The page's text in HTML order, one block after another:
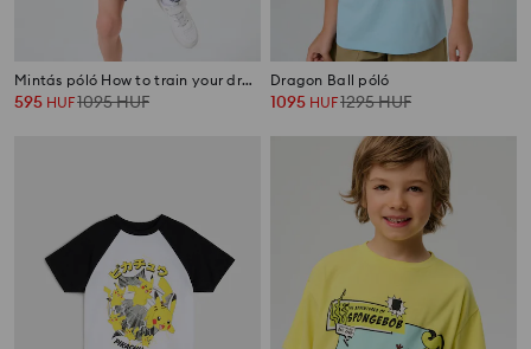
Mintás póló How to train your dragon
595 HUF1095HUF
Dragon Ball póló
1095 HUF1295HUF